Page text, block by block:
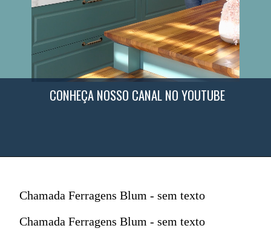
CONHEÇA NOSSO CANAL NO YOUTUBE
Chamada Ferragens Blum - sem texto
Chamada Ferragens Blum - sem texto